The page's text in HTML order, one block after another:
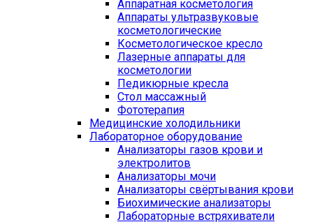
Аппаратная косметология
Аппараты ультразвуковые
косметологические
Косметологическое кресло
Лазерные аппараты для
косметологии
Педикюрные кресла
Стол массажный
Фототерапия
Медицинские холодильники
Лабораторное оборудование
Анализаторы газов крови и
электролитов
Анализаторы мочи
Анализаторы свёртывания крови
Биохимические анализаторы
Лабораторные встряхиватели